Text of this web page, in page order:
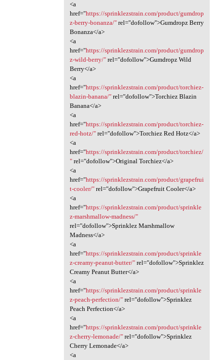
<a
href="https://sprinklezstrain.com/product/gumdrop
z-berry-bonanza/"rel="dofollow">Gumdropz Berry
Bonanza</a>
<a
href="https://sprinklezstrain.com/product/gumdrop
z-wild-berry/"rel="dofollow">Gumdropz Wild
Berry</a>
<a
href="https://sprinklezstrain.com/product/torchiez-
blazin-banana/"rel="dofollow">Torchiez Blazin
Banana</a>
<a
href="https://sprinklezstrain.com/product/torchiez-
red-hotz/"rel="dofollow">Torchiez Red Hotz</a>
<a
href="https://sprinklezstrain.com/product/torchiez/
"rel="dofollow">Original Torchiez</a>
<a
href="https://sprinklezstrain.com/product/grapefrui
t-cooler/"rel="dofollow">Grapefruit Cooler</a>
<a
href="https://sprinklezstrain.com/product/sprinkle
z-marshmallow-madness/"
rel="dofollow">Sprinklez Marshmallow
Madness</a>
<a
href="https://sprinklezstrain.com/product/sprinkle
z-creamy-peanut-butter/"rel="dofollow">Sprinklez
Creamy Peanut Butter</a>
<a
href="https://sprinklezstrain.com/product/sprinkle
z-peach-perfection/"rel="dofollow">Sprinklez
Peach Perfection</a>
<a
href="https://sprinklezstrain.com/product/sprinkle
z-cherry-lemonade/"rel="dofollow">Sprinklez
Cherry Lemonade</a>
<a